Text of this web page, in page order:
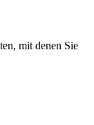
mit denen Sie